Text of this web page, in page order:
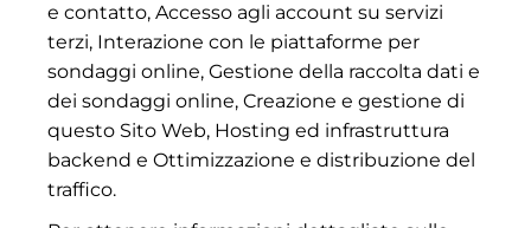
e contatto, Accesso agli account su servizi
terzi, Interazione con le piattaforme per
sondaggi online, Gestione della raccolta dati e
dei sondaggi online, Creazione e gestione di
questo Sito Web, Hosting ed infrastruttura
backend e Ottimizzazione e distribuzione del
traffico.